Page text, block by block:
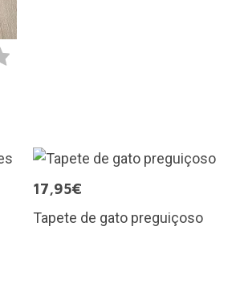
17,95€
Tapete de gato preguiçoso